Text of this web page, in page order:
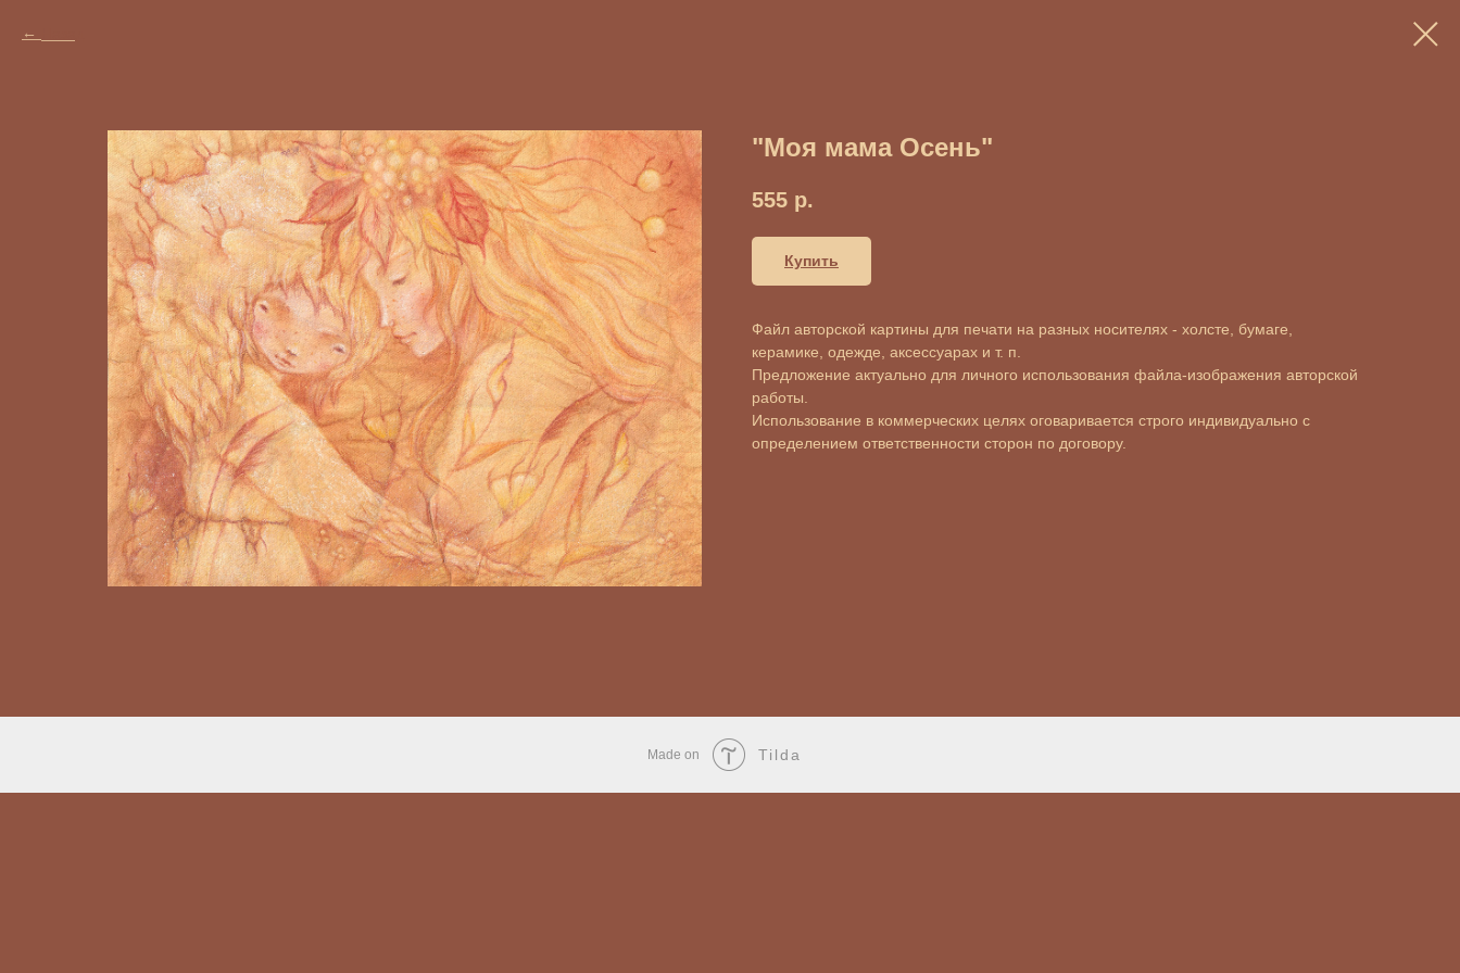
"Моя мама Осень"
555 р.
Купить
Файл авторской картины для печати на разных носителях - холсте, бумаге,
керамике, одежде, аксессуарах и т. п.
Предложение актуально для личного использования файла-изображения авторской
работы.
Использование в коммерческих целях оговаривается строго индивидуально с
определением ответственности сторон по договору.
Made on Tilda